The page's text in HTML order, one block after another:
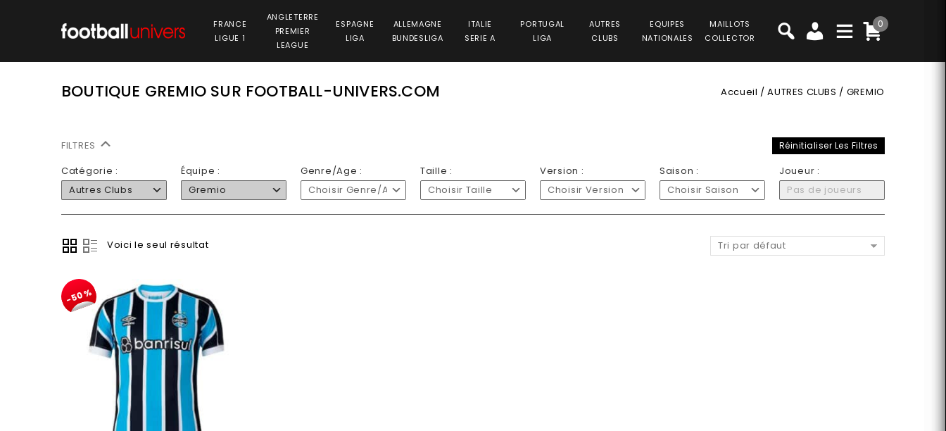
FRANCE
LIGUE 1
ANGLETERRE
PREMIER
LEAGUE
ESPAGNE
LIGA
ALLEMAGNE
BUNDESLIGA
ITALIE
SERIE A
PORTUGAL
LIGA
AUTRES
CLUBS
EQUIPES
NATIONALES
MAILLOTS
COLLECTOR
0
BOUTIQUE GREMIO SUR FOOTBALL-UNIVERS.COM Accueil /AUTRES CLUBS / GREMIO
FILTRES Réinitialiser Les Filtres
Catégorie :
Autres Clubs
Équipe :
Gremio
Genre/Age :
Choisir Genre/Age
Taille :
Choisir Taille
Version :
Choisir Version
Saison :
Choisir Saison
Joueur :
Pas de joueurs
Voici le seul résultat Tri par défaut
-50%